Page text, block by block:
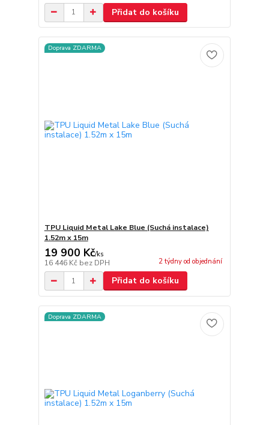
Přidat do košíku
Doprava ZDARMA
TPU Liquid Metal Lake Blue (Suchá instalace)
1.52m x 15m
19 900 Kč/ks
16 446 Kč bez DPH 2 týdny od objednání
Přidat do košíku
Doprava ZDARMA